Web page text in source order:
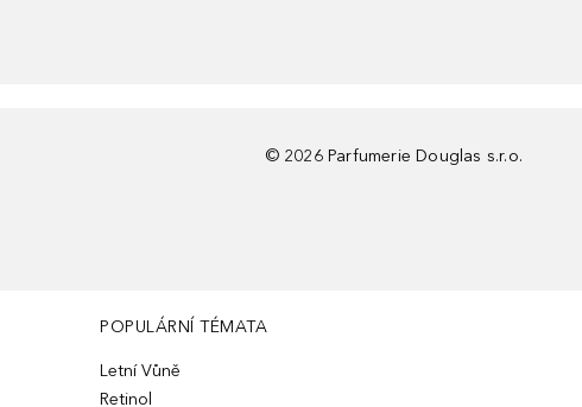
© 2026 Parfumerie Douglas s.r.o.
POPULÁRNÍ TÉMATA
Letní Vůně
Retinol